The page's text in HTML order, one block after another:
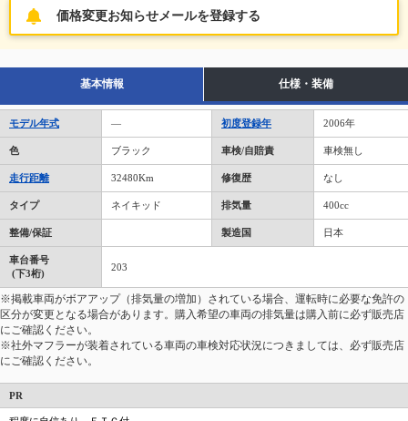
価格変更お知らせメールを登録する
基本情報 仕様・装備
モデル年式 ― 初度登録年 2006年
色 ブラック 車検/自賠責 車検無し
走行距離 32480Km 修復歴 なし
タイプ ネイキッド 排気量 400cc
整備/保証 製造国 日本
車台番号
(下3桁)
203
※掲載車両がボアアップ（排気量の増加）されている場合、運転時に必要な免許の
区分が変更となる場合があります。購入希望の車両の排気量は購入前に必ず販売店
にご確認ください。
※社外マフラーが装着されている車両の車検対応状況につきましては、必ず販売店
にご確認ください。
PR